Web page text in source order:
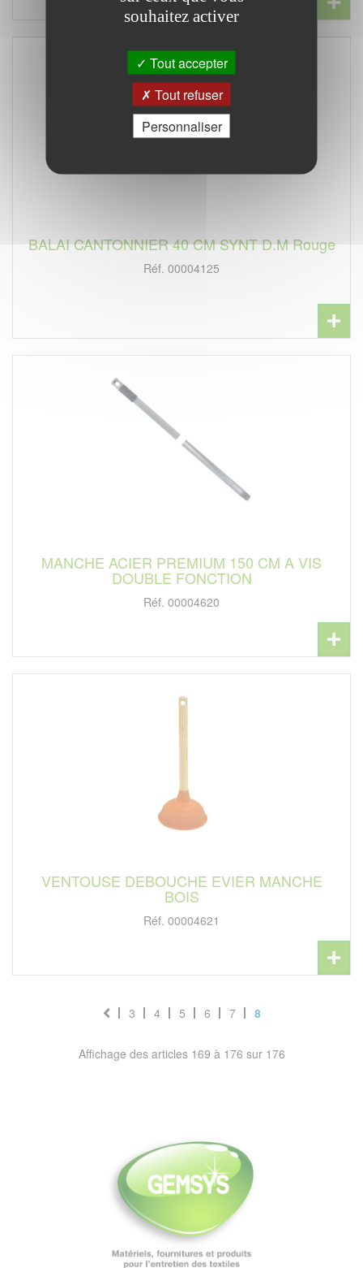
BALAI CANTONNIER 40 CM SYNT D.M Rouge
Réf. 00004125
MANCHE ACIER PREMIUM 150 CM A VIS
DOUBLE FONCTION
Réf. 00004620
VENTOUSE DEBOUCHE EVIER MANCHE
BOIS
Réf. 00004621
3 4 5 6 7 8
Affichage des articles 169 à 176 sur 176
souhaitez activer
Tout accepter
Tout refuser
Personnaliser